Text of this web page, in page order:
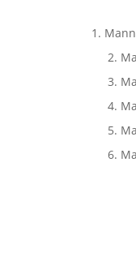
1.
2.
3.
4.
5.
6.